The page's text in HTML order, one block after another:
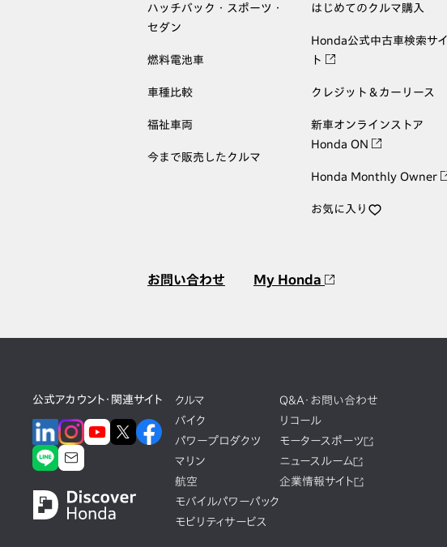
ハッチバック・スポーツ・
セダン
燃料電池車
車種比較
福祉車両
今まで販売したクルマ
はじめてのクルマ購入
Honda公式中古車検索サイ
ト
クレジット＆カーリース
新車オンラインストア
Honda ON
Honda Monthly Owner
お気に入り
お問い合わせ My Honda
公式アカウント・関連サイト
クルマ
バイク
パワープロダクツ
マリン
航空
モバイルパワーパック
モビリティサービス
Q&A・お問い合わせ
リコール
モータースポーツ
ニュースルーム
企業情報サイト